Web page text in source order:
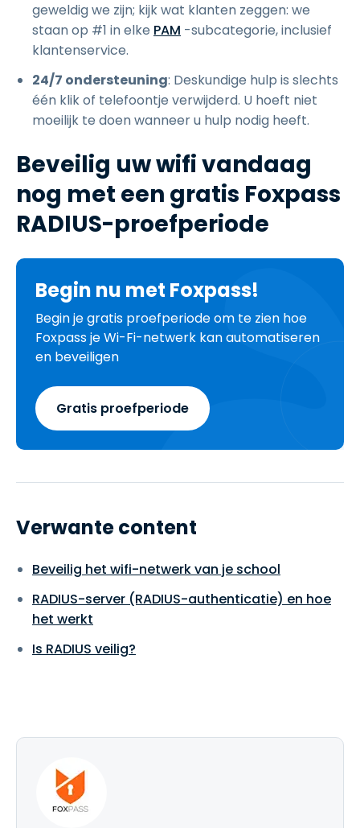
geweldig we zijn; kijk wat klanten zeggen: we
staan op #1 in elke PAM -subcategorie, inclusief
klantenservice.
24/7 ondersteuning: Deskundige hulp is slechts
één klik of telefoontje verwijderd. U hoeft niet
moeilijk te doen wanneer u hulp nodig heeft.
Beveilig uw wifi vandaag
nog met een gratis Foxpass
RADIUS-proefperiode
Begin nu met Foxpass!
Begin je gratis proefperiode om te zien hoe
Foxpass je Wi-Fi-netwerk kan automatiseren
en beveiligen
Gratis proefperiode
Verwante content
Beveilig het wifi-netwerk van je school
RADIUS-server (RADIUS-authenticatie) en hoe
het werkt
Is RADIUS veilig?